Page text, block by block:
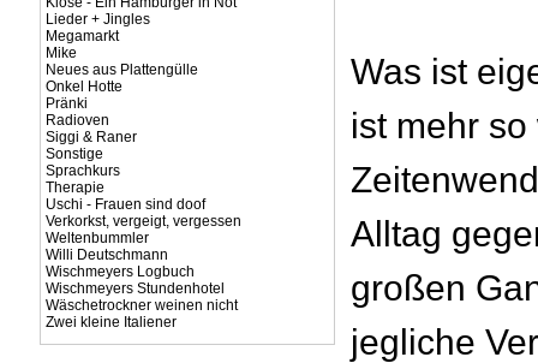
Lieder + Jingles
Megamarkt
Mike
Neues aus Plattengülle
Onkel Hotte
Pränki
Radioven
Siggi & Raner
Sonstige
Sprachkurs
Therapie
Uschi - Frauen sind doof
Verkorkst, vergeigt, vergessen
Weltenbummler
Willi Deutschmann
Wischmeyers Logbuch
Wischmeyers Stundenhotel
Wäschetrockner weinen nicht
Zwei kleine Italiener
Was ist
ist mehr
Alltag
großen
jegliche